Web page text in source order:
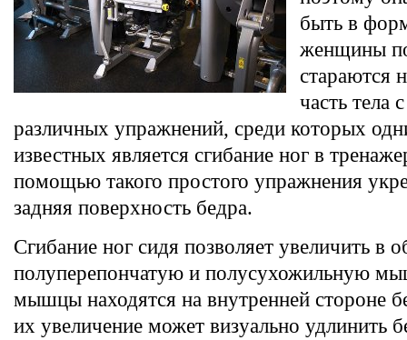
быть в
женщины
стараются
часть
различных упражнений, среди которых
известных является сгибание ног в
помощью такого простого упражнения
задняя поверхность бедра.
Сгибание ног сидя позволяет увеличить в
полуперепончатую и полусухожильную
мышцы находятся на внутренней стороне
их увеличение может визуально удлинить